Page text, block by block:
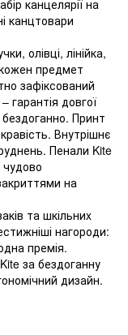
канцелярії на
канцтовари
олівці, лінійка,
предмет
зафіксований
гарантія довгої
Принт
Внутрішнє
Пенали Kite
чудово
на
та шкільниx
нагороди:
премія.
за бездоганну
дизайн.